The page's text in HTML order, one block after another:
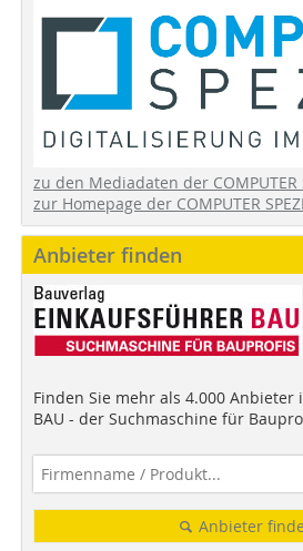
zu den Mediadaten der COMPUTER
zur Homepage der COMPUTER
Anbieter finden
Finden Sie mehr als 4.000 Anbieter
BAU - der Suchmaschine für
Anbieter